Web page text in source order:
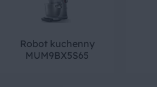
Robot kuchenny
MUM9BX5S65